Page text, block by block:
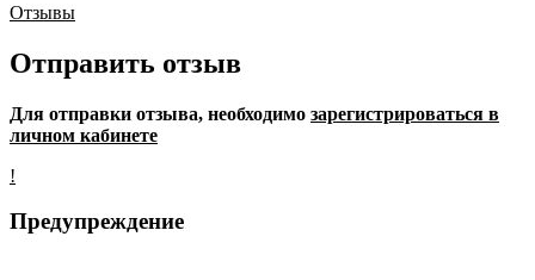
Отзывы
Отправить отзыв
Для отправки отзыва, необходимо зарегистрироваться в
личном кабинете
!
Предупреждение